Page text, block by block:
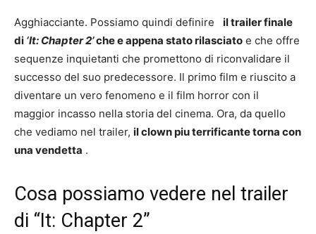
Agghiacciante. Possiamo quindi definire il trailer finale
di ‘It: Chapter 2’che e appena stato rilasciato e che offre
sequenze inquietanti che promettono di riconvalidare il
successo del suo predecessore. Il primo film e riuscito a
diventare un vero fenomeno e il film horror con il
maggior incasso nella storia del cinema. Ora, da quello
che vediamo nel trailer, il clown piu terrificante torna con
una vendetta .
Cosa possiamo vedere nel trailer
di “It: Chapter 2”